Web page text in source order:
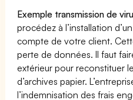
Exemple transmission de
procédez à l’installation
compte de votre client.
perte de données. Il faut
extérieur pour reconstituer
d’archives papier.
l’indemnisation des frais